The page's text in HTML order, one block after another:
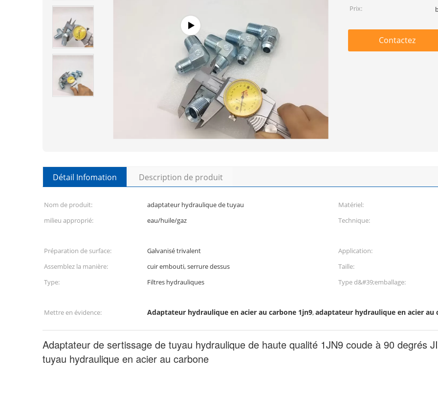
min:
Prix:
Contactez
Détail Infomation Description de produit
Nom de produit: adaptateur hydraulique de tuyau Matériel:
milieu approprié:
eau/huile/gaz Technique:
Préparation de surface:
Galvanisé trivalent Application:
Assemblez la manière:
cuir embouti, serrure dessus Taille:
Type:
Filtres hydrauliques Type d&#39;emballage:
Mettre en évidence:
Adaptateur hydraulique en acier au carbone 1jn9,adaptateur hydraulique en acier au
Adaptateur de sertissage de tuyau hydraulique de haute qualité 1JN9 coude à 90 degrés
tuyau hydraulique en acier au carbone